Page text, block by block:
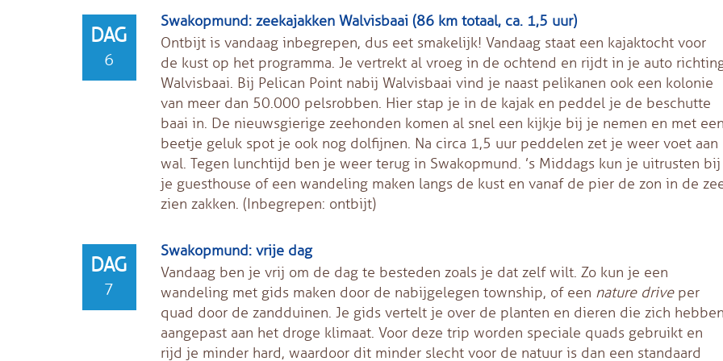
DAG
6
Swakopmund: zeekajakken Walvisbaai (86 km totaal, ca. 1,5 uur)
Ontbijt is vandaag inbegrepen, dus eet smakelijk! Vandaag staat een kajaktocht voor
de kust op het programma. Je vertrekt al vroeg in de ochtend en rijdt in je auto
Walvisbaai. Bij Pelican Point nabij Walvisbaai vind je naast pelikanen ook een kolonie
van meer dan 50.000 pelsrobben. Hier stap je in de kajak en peddel je de beschutte
baai in. De nieuwsgierige zeehonden komen al snel een kijkje bij je nemen en met een
beetje geluk spot je ook nog dolfijnen. Na circa 1,5 uur peddelen zet je weer voet aan
wal. Tegen lunchtijd ben je weer terug in Swakopmund. ’s Middags kun je uitrusten bij
je guesthouse of een wandeling maken langs de kust en vanaf de pier de zon in de
zien zakken. (Inbegrepen: ontbijt)
DAG
7
Swakopmund: vrije dag
Vandaag ben je vrij om de dag te besteden zoals je dat zelf wilt. Zo kun je een
wandeling met gids maken door de nabijgelegen township, of een nature driveper
quad door de zandduinen. Je gids vertelt je over de planten en dieren die zich hebben
aangepast aan het droge klimaat. Voor deze trip worden speciale quads gebruikt en
rijd je minder hard, waardoor dit minder slecht voor de natuur is dan een standaard